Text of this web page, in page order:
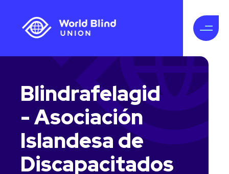
Blindrafelagid
- Asociación
Islandesa de
Discapacitados